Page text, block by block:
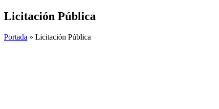
Licitación Pública
Portada » Licitación Pública